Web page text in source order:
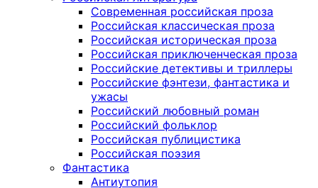
Современная российская проза
Российская классическая проза
Российская историческая проза
Российская приключенческая проза
Российские детективы и триллеры
Российские фэнтези, фантастика и
ужасы
Российский любовный роман
Российский фольклор
Российская публицистика
Российская поэзия
Фантастика
Антиутопия